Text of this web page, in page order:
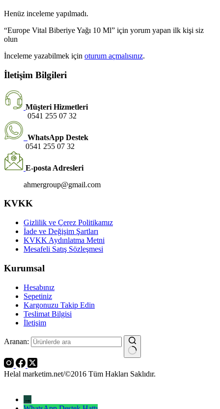
Henüz inceleme yapılmadı.
“Europe Vital Biberiye Yağı 10 Ml” için yorum yapan ilk kişi siz
olun
İnceleme yazabilmek için oturum açmalısınız.
İletişim Bilgileri
Müşteri Hizmetleri
0541 255 07 32
WhatsApp Destek
0541 255 07 32
E-posta Adresleri
ahmergroup@gmail.com
KVKK
Gizlilik ve Çerez Politikamız
İade ve Değişim Şartları
KVKK Aydınlatma Metni
Mesafeli Satış Sözleşmesi
Kurumsal
Hesabınız
Sepetiniz
Kargonuzu Takip Edin
Teslimat Bilgisi
İletişim
Aranan:
Helal marketim.net/©2016 Tüm Hakları Saklıdır.
→